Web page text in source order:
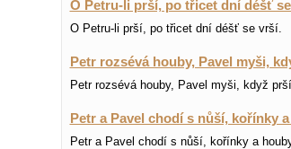
O Petru-li prší, po třicet dní déšť
O Petru-li prší, po třicet dní déšť se vrší.
Petr rozsévá houby, Pavel myši,
Petr rozsévá houby, Pavel myši, když
Petr a Pavel chodí s nůší, kořínky
Petr a Pavel chodí s nůší, kořínky a